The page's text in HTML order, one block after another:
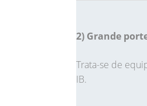
2) Grande
Trata-se de
IB.